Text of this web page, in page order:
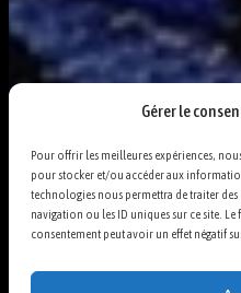
Gérer le
Pour offrir les meilleures expériences,
pour stocker et/ou accéder aux
technologies nous permettra de traiter
navigation ou les ID uniques sur ce site.
consentement peut avoir un effet négatif